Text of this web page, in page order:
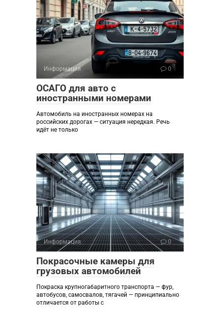
Информация 0
ОСАГО для авто с
иностранными номерами
Автомобиль на иностранных номерах на
российских дорогах — ситуация нередкая. Речь
идёт не только
Информация 0
Покрасочные камеры для
грузовых автомобилей
Покраска крупногабаритного транспорта — фур,
автобусов, самосвалов, тягачей — принципиально
отличается от работы с